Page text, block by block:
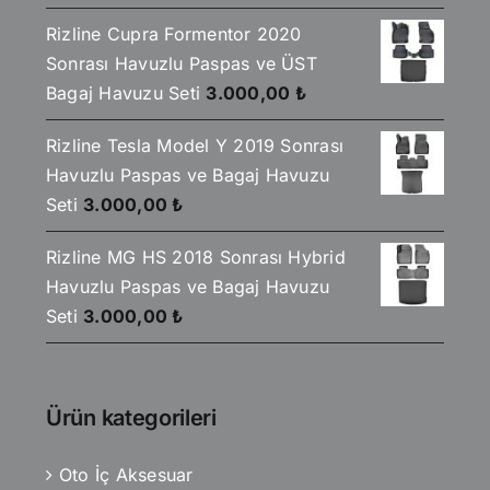
Rizline Cupra Formentor 2020
Sonrası Havuzlu Paspas ve ÜST
Bagaj Havuzu Seti 3.000,00 ₺
Rizline Tesla Model Y 2019 Sonrası
Havuzlu Paspas ve Bagaj Havuzu
Seti 3.000,00 ₺
Rizline MG HS 2018 Sonrası Hybrid
Havuzlu Paspas ve Bagaj Havuzu
Seti 3.000,00 ₺
Ürün kategorileri
Oto İç Aksesuar